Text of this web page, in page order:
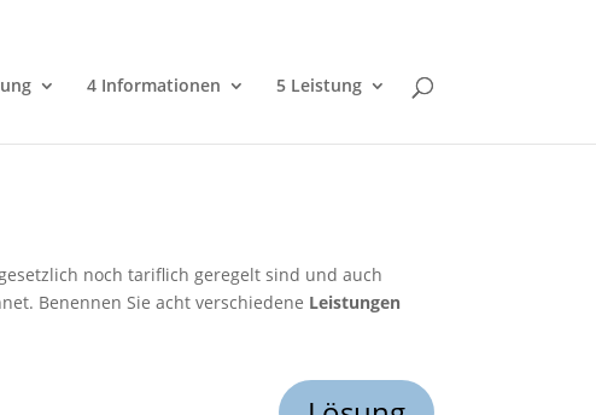
4 Informationen 5 Leistung
noch tariflich geregelt sind und auch
Benennen Sie acht verschiedene Leistungen